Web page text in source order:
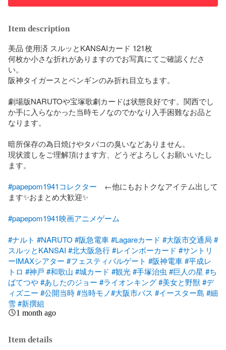
Item description
美品 使用済 スルッとKANSAIカード 121枚
何枚か小さな折れがありますのでお写真にてご確認くださ
い。
阪神タイガースとペンギンのみ折れ目立ちます。
劇場版NARUTOや宝塚歌劇カードは状態良好です。関西でし
か手に入らなかった当時モノなのでかなり入手困難なお品と
なります。
暗所保存の為日焼けやタバコの臭いなどありません。
現状渡しをご理解頂けます方、どうぞよろしくお願いいたし
ます。
#papepom1941コレクター ←他にもおトクなアイテム出して
ます✨おまとめ大歓迎✨
#papepom1941映画アニメゲーム
#ナルト #NARUTO #阪急電車#Lagareカード #大阪市交通局 #
スルッとKANSAI #北大阪急行#レインボーカード #サントリ
ーIMAXシアター #フェスティバルゲート #阪神電車#平成レ
トロ #神戸 #和歌山 #城カード #観光#手塚治虫 #巨人の星 #ち
ばてつや#あしたのジョー #ライオンキング#美女と野獣#デ
ィズニー #公開当時#当時モノ#大阪市バス #イースター島 #細
雪#新撰組
1 month ago
Item details